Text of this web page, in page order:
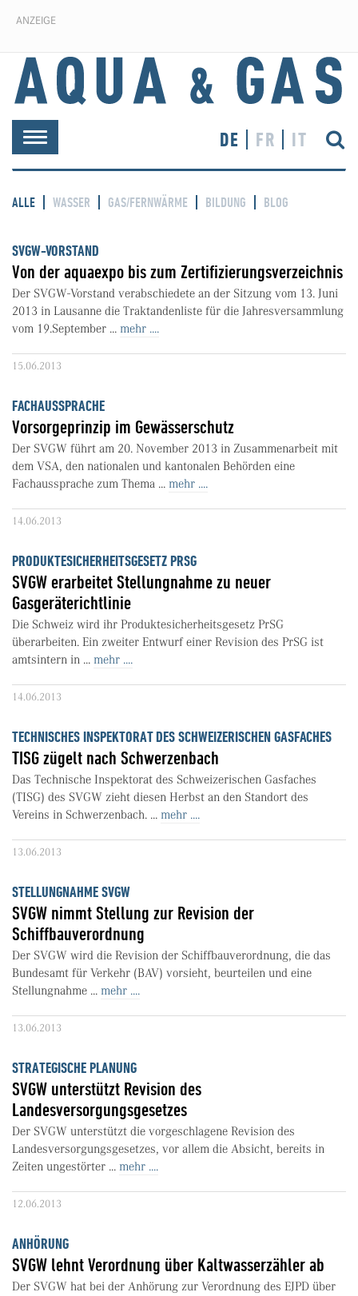
ANZEIGE
Toggle
navigation
DE FR IT
ALLE WASSER GAS/FERNWÄRME BILDUNG BLOG
SVGW-VORSTAND
Von der aquaexpo bis zum Zertifizierungsverzeichnis
Der SVGW-Vorstand verabschiedete an der Sitzung vom 13. Juni
2013 in Lausanne die Traktandenliste für die Jahresversammlung
vom 19.September ... mehr ....
15.06.2013
FACHAUSSPRACHE
Vorsorgeprinzip im Gewässerschutz
Der SVGW führt am 20. November 2013 in Zusammenarbeit mit
dem VSA, den nationalen und kantonalen Behörden eine
Fachaussprache zum Thema ... mehr ....
14.06.2013
PRODUKTESICHERHEITSGESETZ PRSG
SVGW erarbeitet Stellungnahme zu neuer
Gasgeräterichtlinie
Die Schweiz wird ihr Produktesicherheitsgesetz PrSG
überarbeiten. Ein zweiter Entwurf einer Revision des PrSG ist
amtsintern in ... mehr ....
14.06.2013
TECHNISCHES INSPEKTORAT DES SCHWEIZERISCHEN GASFACHES
TISG zügelt nach Schwerzenbach
Das Technische Inspektorat des Schweizerischen Gasfaches
(TISG) des SVGW zieht diesen Herbst an den Standort des
Vereins in Schwerzenbach. ... mehr ....
13.06.2013
STELLUNGNAHME SVGW
SVGW nimmt Stellung zur Revision der
Schiffbauverordnung
Der SVGW wird die Revision der Schiffbauverordnung, die das
Bundesamt für Verkehr (BAV) vorsieht, beurteilen und eine
Stellungnahme ... mehr ....
13.06.2013
STRATEGISCHE PLANUNG
SVGW unterstützt Revision des
Landesversorgungsgesetzes
Der SVGW unterstützt die vorgeschlagene Revision des
Landesversorgungsgesetzes, vor allem die Absicht, bereits in
Zeiten ungestörter ... mehr ....
12.06.2013
ANHÖRUNG
SVGW lehnt Verordnung über Kaltwasserzähler ab
Der SVGW hat bei der Anhörung zur Verordnung des EJPD über